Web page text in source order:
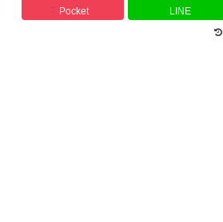
Pocket LINE